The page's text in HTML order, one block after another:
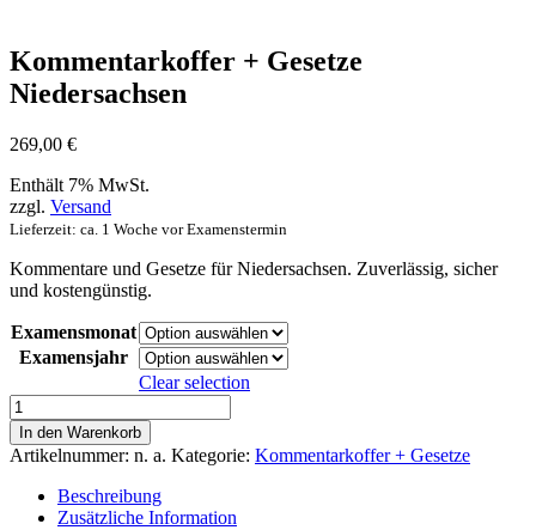
Kommentarkoffer + Gesetze
Niedersachsen
269,00 €
Enthält 7% MwSt.
zzgl. Versand
Lieferzeit: ca. 1 Woche vor Examenstermin
Kommentare und Gesetze für Niedersachsen. Zuverlässig, sicher
und kostengünstig.
Examensmonat
Examensjahr
Clear selection
Kommentarkoffer
+
Gesetze
Niedersachsen
Menge
In den Warenkorb
Artikelnummer: n. a. Kategorie: Kommentarkoffer + Gesetze
Beschreibung
Zusätzliche Information